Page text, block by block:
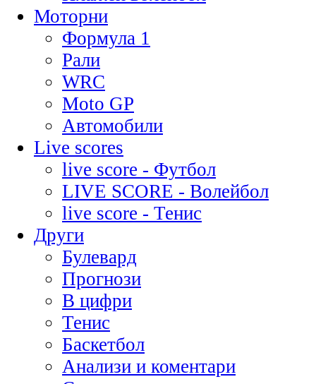
Моторни
Формула 1
Рали
WRC
Moto GP
Автомобили
Live scores
live score - Футбол
LIVE SCORE - Волейбол
live score - Тенис
Други
Булевард
Прогнози
В цифри
Тенис
Баскетбол
Анализи и коментари